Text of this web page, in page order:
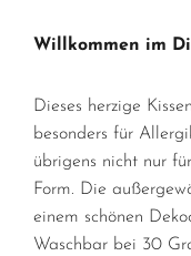
Willkommen im
Dieses herzige
besonders für
übrigens nicht nur
Form. Die
einem schönen
Waschbar bei 30